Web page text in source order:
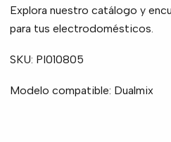
Explora nuestro catálogo y
para tus electrodomésticos.
SKU: PI010805
Modelo compatible: Dualmix